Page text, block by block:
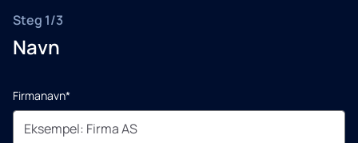
Steg 1/3
Navn
Firmanavn*